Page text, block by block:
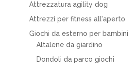
Attrezzatura agility dog
Attrezzi per fitness all'aperto
Giochi da esterno per bambini
Altalene da giardino
Dondoli da parco giochi